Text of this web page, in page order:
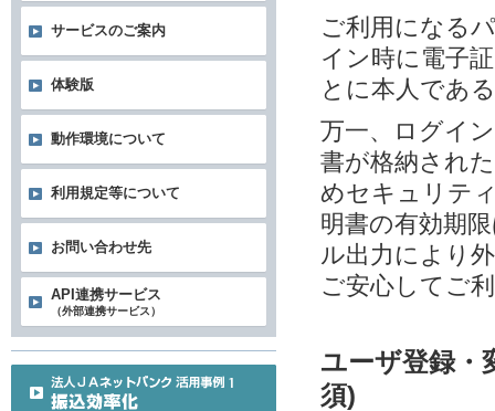
ご利用になる
イン時に電子
とに本人であ
万一、ログイ
書が格納され
めセキュリテ
明書の有効期
ル出力により
ご安心してご
ユーザ登録・
須)
サービスのご案内
体験版
動作環境について
利用規定等について
お問い合わせ先
API連携サービス
（外部連携サービス）